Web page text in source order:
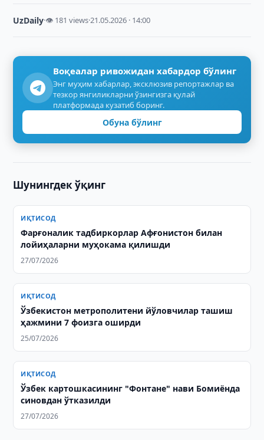
UzDaily·👁 181 views·21.05.2026 · 14:00
Воқеалар ривожидан хабардор бўлинг
Энг муҳим хабарлар, эксклюзив репортажлар ва
тезкор янгиликларни ўзингизга қулай
платформада кузатиб боринг.
Обуна бўлинг
Шунингдек ўқинг
ИҚТИСОД
Фарғоналик тадбиркорлар Афғонистон билан
лойиҳаларни муҳокама қилишди
27/07/2026
ИҚТИСОД
Ўзбекистон метрополитени йўловчилар ташиш
ҳажмини 7 фоизга оширди
25/07/2026
ИҚТИСОД
Ўзбек картошкасининг "Фонтане" нави Бомиёнда
синовдан ўтказилди
27/07/2026